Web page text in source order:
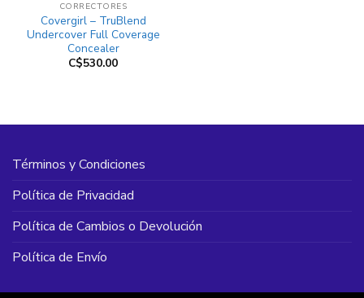
CORRECTORES
Covergirl – TruBlend
Undercover Full Coverage
Concealer
C$530.00
Términos y Condiciones
Política de Privacidad
Política de Cambios o Devolución
Política de Envío